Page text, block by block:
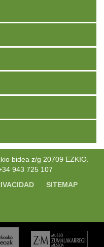
bidea z/g 20709 EZKIO.
943 725 107
SITEMAP